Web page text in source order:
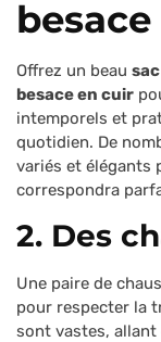
Offrez un beau
besace en cuir
intemporels et
quotidien. De
variés et élégants
correspondra
2. Des
Une paire de
pour respecter la
sont vastes, allant